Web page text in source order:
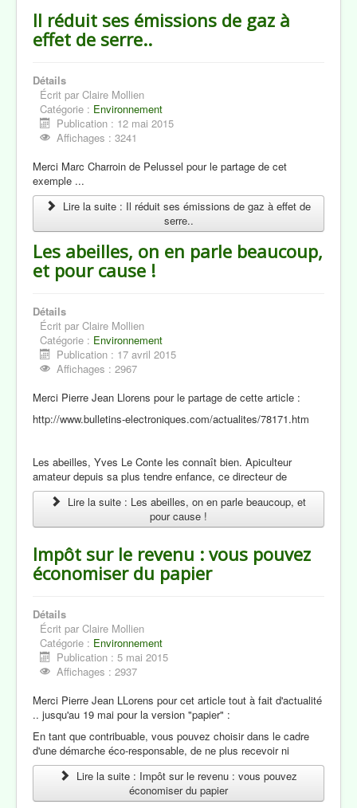
Il réduit ses émissions de gaz à
effet de serre..
Détails
Écrit par Claire Mollien
Catégorie : Environnement
Publication : 12 mai 2015
Affichages : 3241
Merci Marc Charroin de Pelussel pour le partage de cet
exemple ...
Lire la suite : Il réduit ses émissions de gaz à effet de
serre..
Les abeilles, on en parle beaucoup,
et pour cause !
Détails
Écrit par Claire Mollien
Catégorie : Environnement
Publication : 17 avril 2015
Affichages : 2967
Merci Pierre Jean Llorens pour le partage de cette article :
http://www.bulletins-electroniques.com/actualites/78171.htm
Les abeilles, Yves Le Conte les connaît bien. Apiculteur
amateur depuis sa plus tendre enfance, ce directeur de
Lire la suite : Les abeilles, on en parle beaucoup, et
pour cause !
Impôt sur le revenu : vous pouvez
économiser du papier
Détails
Écrit par Claire Mollien
Catégorie : Environnement
Publication : 5 mai 2015
Affichages : 2937
Merci Pierre Jean LLorens pour cet article tout à fait d'actualité
.. jusqu'au 19 mai pour la version "papier" :
En tant que contribuable, vous pouvez choisir dans le cadre
d'une démarche éco-responsable, de ne plus recevoir ni
Lire la suite : Impôt sur le revenu : vous pouvez
économiser du papier